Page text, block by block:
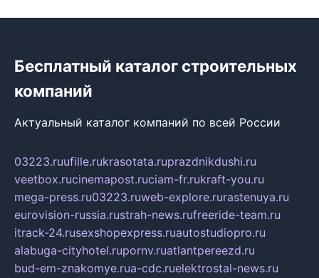
Бесплатный каталог строительных
компаний
Актуальный каталог компаний по всей России
03223.ruufille.rukrasotata.ruprazdnikdushi.ru
veetbox.rucinemapost.ruciam-fr.rukraft-you.ru
mega-press.ru03223.ruweb-explore.rurastenuya.ru
eurovision-russia.rustrah-news.rufreeride-team.ru
itrack-24.rusexshopexpress.ruautostudiopro.ru
alabuga-cityhotel.rupornv.ruatlantpereezd.ru
bud-em-znakomye.rua-cdc.ruelektrostal-news.ru